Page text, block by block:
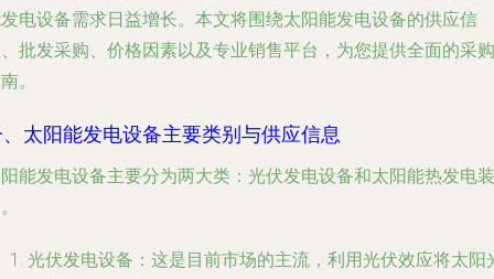
电设备需求日益增长。本文将围绕太阳能发电设备的供应信
批发采购、价格因素以及专业销售平台，为您提供全面的采购
。
太阳能发电设备主要类别与供应信息
能发电设备主要分为两大类： 光伏发电设备和太阳能热发电装
。
光伏发电设备 ：这是目前市场的主流，利用光伏效应将太阳